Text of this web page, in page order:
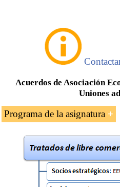
Acuerdos de Asociación
Uniones
Programa de la asignatura
Unión Europea
Normas de origen
preferenciales de la